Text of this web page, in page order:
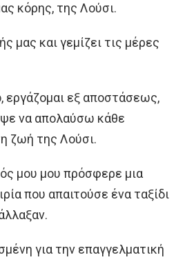
κόρης, της Λούσι.
μας και γεμίζει τις μέρες
εργάζομαι εξ αποστάσεως,
να απολαύσω κάθε
ζωή της Λούσι.
μου μου πρόσφερε μια
που απαιτούσε ένα ταξίδι
για την επαγγελματική